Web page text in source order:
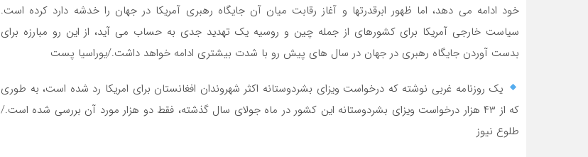
خود ادامه می دهد، اما ظهور ابرقدرتها و آغاز رقابت میان آن جایگاه رهبری آمریکا در جهان را خدشه دارد کرده است.
سیاست خارجی آمریکا برای کشورهای از جمله چین و روسیه یک تهدید جدی به حساب می آید، از این رو مبارزه برای
بدست آوردن جایگاه رهبری در جهان در سال های پیش رو با شدت بیشتری ادامه خواهد داشت./یوراسیا پست
یک روزنامه غربی نوشته که درخواست ویزای بشردوستانه اکثر شهروندان افغانستان برای امریکا رد شده است، به طوری
که از ۴۳ هزار درخواست ویزای بشردوستانه این کشور در ماه جولای سال گذشته، فقط دو هزار مورد آن بررسی شده است./
طلوع نیوز